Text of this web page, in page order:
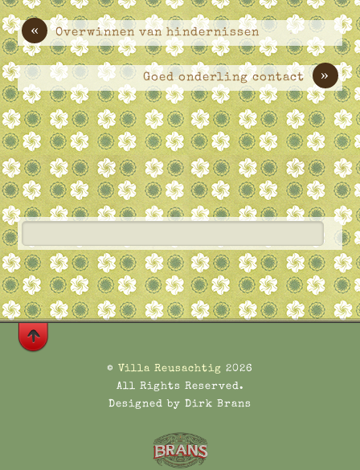
« Overwinnen van hindernissen
»
Goed onderling contact
© Villa Reusachtig 2026
All Rights Reserved.
Designed by Dirk Brans